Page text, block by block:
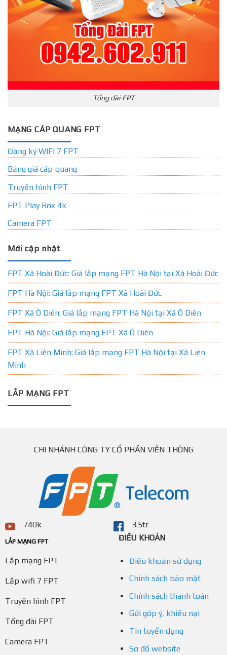
Tổng đài FPT
MẠNG CÁP QUANG FPT
Đăng ký WIFI 7 FPT
Bảng giá cáp quang
Truyền hình FPT
FPT Play Box 4k
Camera FPT
Mới cập nhật
FPT Xã Hoài Đức: Giá lắp mạng FPT Hà Nội tại Xã Hoài Đức
FPT Hà Nội: Giá lắp mạng FPT Xã Hoài Đức
FPT Xã Ô Diên: Giá lắp mạng FPT Hà Nội tại Xã Ô Diên
FPT Hà Nội: Giá lắp mạng FPT Xã Ô Diên
FPT Xã Liên Minh: Giá lắp mạng FPT Hà Nội tại Xã Liên
Minh
LẮP MẠNG FPT
CHI NHÁNH CÔNG TY CỔ PHẦN VIỄN THÔNG
740k 3.5tr
LẮP MẠNG FPT
Lắp mạng FPT
Lắp wifi 7 FPT
Truyền hình FPT
Tổng đài FPT
Camera FPT
ĐIỀU KHOẢN
Điều khoản sử dụng
Chính sách bảo mật
Chính sách thanh toán
Gửi góp ý, khiếu nại
Tin tuyển dụng
Sơ đồ website